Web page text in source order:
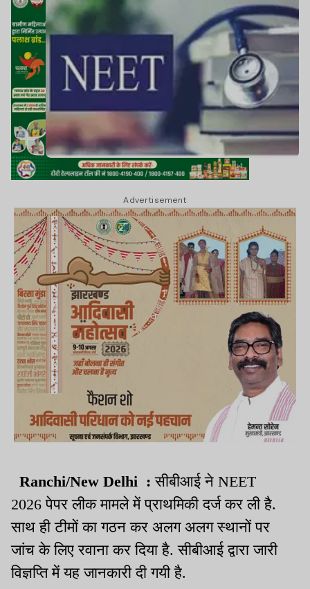
Advertisement
Ranchi/New Delhi : सीबीआई ने NEET
2026 पेपर लीक मामले में प्राथमिकी दर्ज कर ली है.
साथ ही टीमों का गठन कर अलग अलग स्थानों पर
जांच के लिए रवाना कर दिया है. सीबीआई द्वारा जारी
विज्ञप्ति में यह जानकारी दी गयी है.